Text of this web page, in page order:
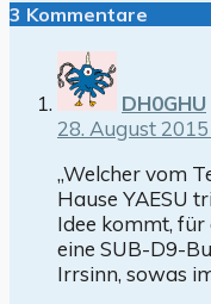
3 Kommentare
DH0GHU
28. August
„Welcher vom
Hause YAESU
Idee kommt, für
eine SUB-D9-
Irrsinn, sowas